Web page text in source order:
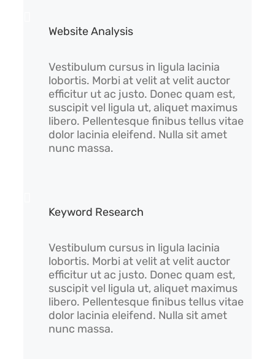
Website Analysis
Vestibulum cursus in ligula lacinia
lobortis. Morbi at velit at velit auctor
efficitur ut ac justo. Donec quam est,
suscipit vel ligula ut, aliquet maximus
libero. Pellentesque finibus tellus vitae
dolor lacinia eleifend. Nulla sit amet
nunc massa.
Keyword Research
Vestibulum cursus in ligula lacinia
lobortis. Morbi at velit at velit auctor
efficitur ut ac justo. Donec quam est,
suscipit vel ligula ut, aliquet maximus
libero. Pellentesque finibus tellus vitae
dolor lacinia eleifend. Nulla sit amet
nunc massa.